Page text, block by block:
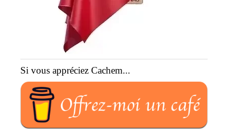
Si vous appréciez Cachem...